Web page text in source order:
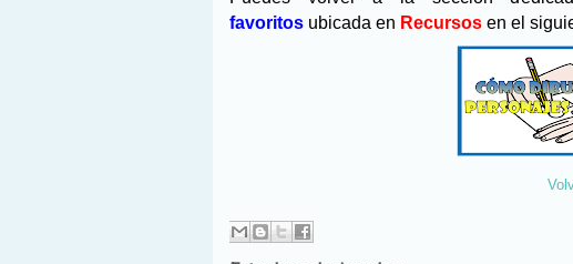
favoritos ubicada en Recursos en el